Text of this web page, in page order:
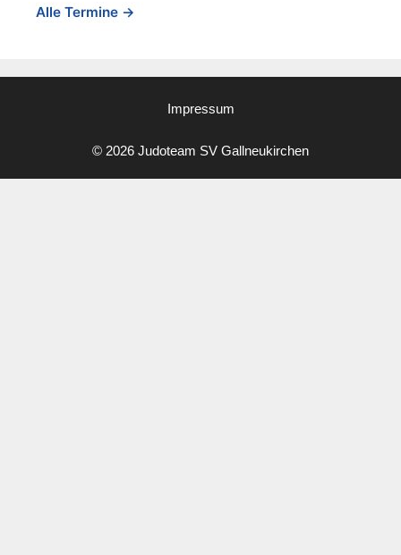
Alle Termine →
Impressum
© 2026 Judoteam SV Gallneukirchen